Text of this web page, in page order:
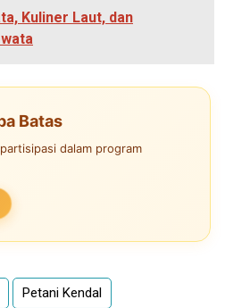
Kuliner Laut, dan
Batas
dalam program
Petani Kendal